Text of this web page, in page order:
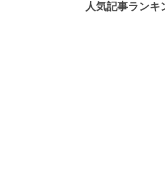
人気記事ランキ